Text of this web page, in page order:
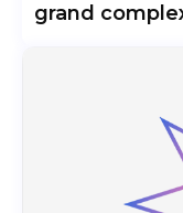
grand